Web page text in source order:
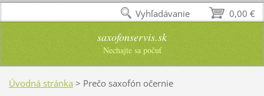
saxofonservis.sk
Nechajte sa počuť
Úvodná stránka > Prečo saxofón očernie
0,00 €
Vyhľadávanie